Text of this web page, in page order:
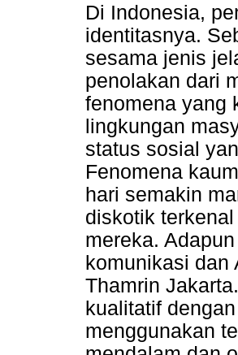
Di Indonesia,
identitasnya.
sesama jenis
penolakan dari
fenomena yang
lingkungan
status sosial
Fenomena
hari semakin
diskotik
mereka.
komunikasi dan
Thamrin
kualitatif
menggunakan